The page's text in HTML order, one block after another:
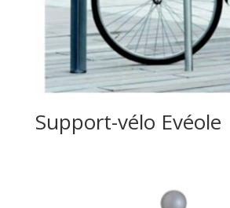
Support-vélo Evéole